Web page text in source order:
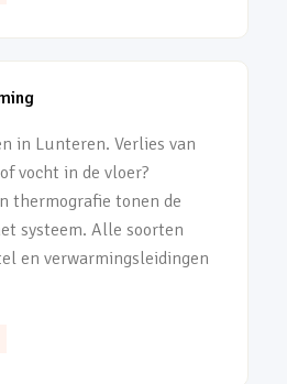
in Lunteren. Verlies van
vocht in de vloer?
thermografie tonen de
systeem. Alle soorten
en verwarmingsleidingen